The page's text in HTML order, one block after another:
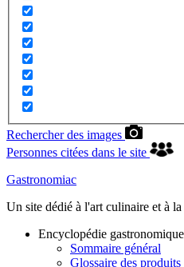
Rechercher des images
Personnes citées dans le site
Gastronomiac
Un site dédié à l'art culinaire et à
Encyclopédie gastronomique
Sommaire général
Glossaire des